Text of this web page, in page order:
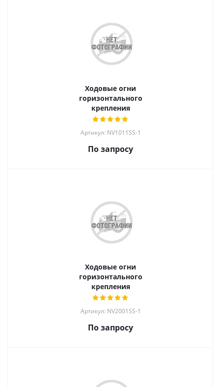
Ходовые огни
горизонтального
крепления
Артикул: NV1011SS-1
По запросу
Ходовые огни
горизонтального
крепления
Артикул: NV2001SS-1
По запросу